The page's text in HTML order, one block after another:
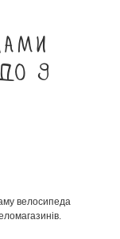
9
велосипеда